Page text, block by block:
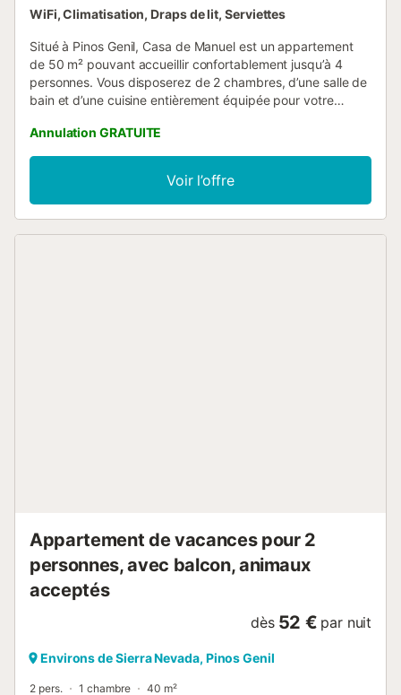
WiFi, Climatisation, Draps de lit, Serviettes
Situé à Pinos Genil, Casa de Manuel est un appartement
de 50 m² pouvant accueillir confortablement jusqu’à 4
personnes. Vous disposerez de 2 chambres, d’une salle de
bain et d’une cuisine entièrement équipée pour votre
aux appels vidéo, un espace de travail dédié, un
ventilateur et un lave-linge pour faciliter votre séjour. La
propriété offre un accès partagé ski aux pieds, idéal pour
les amateurs de sports d’hiver souhaitant profiter
facilement des pistes. Le stationnement est possible dans
Annulation GRATUITE
Voir l’offre
Appartement de vacances pour 2
personnes, avec balcon, animaux
acceptés
dès 52 € par nuit
Environs de Sierra Nevada, Pinos Genil
2 pers. 1 chambre 40 m²